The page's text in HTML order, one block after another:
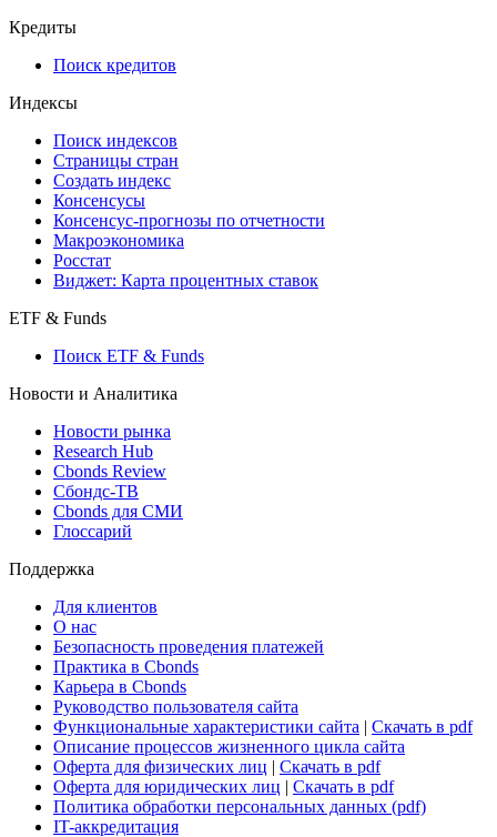
Кредиты
Поиск кредитов
Индексы
Поиск индексов
Страницы стран
Создать индекс
Консенсусы
Консенсус-прогнозы по отчетности
Макроэкономика
Росстат
Виджет: Карта процентных ставок
ETF & Funds
Поиск ETF & Funds
Новости и Аналитика
Новости рынка
Research Hub
Cbonds Review
Сбондс-ТВ
Cbonds для СМИ
Глоссарий
Поддержка
Для клиентов
О нас
Безопасность проведения платежей
Практика в Cbonds
Карьера в Cbonds
Руководство пользователя сайта
Функциональные характеристики сайта | Скачать в pdf
Описание процессов жизненного цикла сайта
Оферта для физических лиц | Скачать в pdf
Оферта для юридических лиц | Скачать в pdf
Политика обработки персональных данных (pdf)
IT-аккредитация